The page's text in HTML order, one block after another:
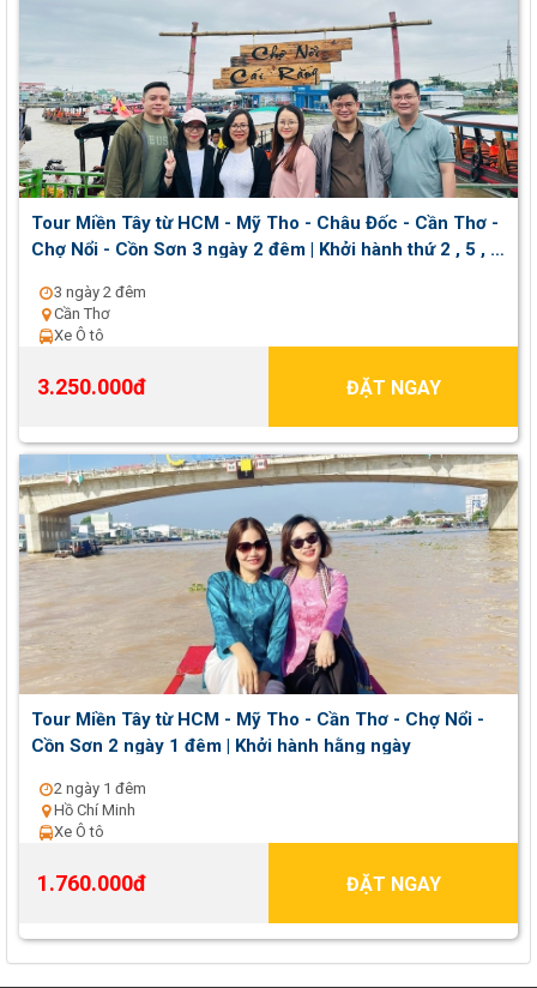
Tour Miền Tây từ HCM - Mỹ Tho - Châu Đốc - Cần Thơ -
Chợ Nổi - Cồn Sơn 3 ngày 2 đêm | Khởi hành thứ 2 , 5 , 7
3 ngày 2 đêm
Cần Thơ
Xe Ô tô
3.250.000đ ĐẶT NGAY
Tour Miền Tây từ HCM - Mỹ Tho - Cần Thơ - Chợ Nổi -
Cồn Sơn 2 ngày 1 đêm | Khởi hành hằng ngày
2 ngày 1 đêm
Hồ Chí Minh
Xe Ô tô
1.760.000đ ĐẶT NGAY